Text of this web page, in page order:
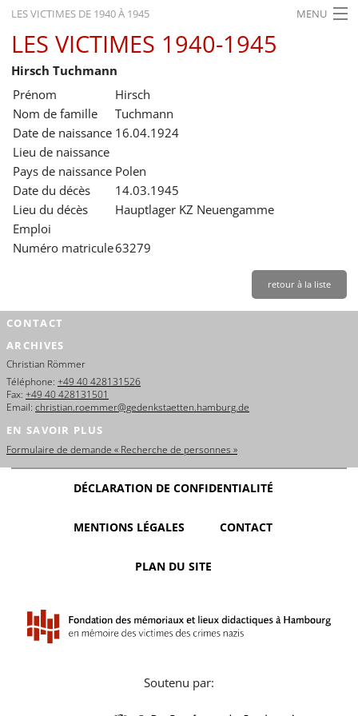
LES VICTIMES DE 1940 À 1945 MENU
ACCUEIL
ACTUALITÉS
EXPOSITIONS
HISTORIQUE
FORMATION
RECHERCHE
SERVICE
LES VICTIMES 1940-1945
Hirsch Tuchmann
Prénom
Hirsch
Nom de famille
Tuchmann
Date de naissance 16.04.1924
Lieu de naissance
Pays de naissance Polen
Date du décès
14.03.1945
Lieu du décès
Hauptlager KZ Neuengamme
Emploi
Numéro matricule63279
retour à la liste
CONTACT
ARCHIVES
Christian Römmer
Téléphone: +49 40 428131526
Fax: +49 40 428131501
Email: christian.roemmer@gedenkstaetten.hamburg.de
EN SAVOIR PLUS
Formulaire de demande « Recherche de personnes »
DÉCLARATION DE CONFIDENTIALITÉ
MENTIONS LÉGALES CONTACT
PLAN DU SITE
Soutenu par: